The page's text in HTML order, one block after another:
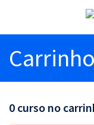
Carrinho
0 curso no